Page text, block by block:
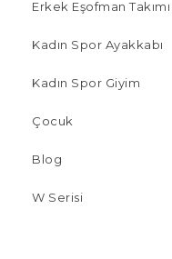
Erkek Eşofman Takımı
Kadın Spor Ayakkabı
Kadın Spor Giyim
Çocuk
Blog
W Serisi